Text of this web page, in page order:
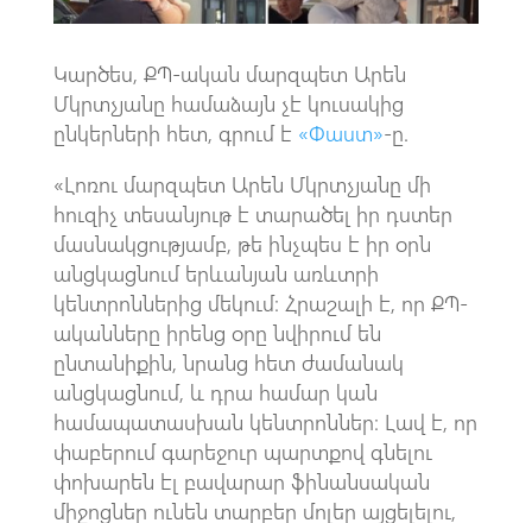
Կարծես, ՔՊ-ական մարզպետ Արեն
Մկրտչյանը համաձայն չէ կուսակից
ընկերների հետ, գրում է «Փաստ»-ը.
«Լոռու մարզպետ Արեն Մկրտչյանը մի
հուզիչ տեսանյութ է տարածել իր դստեր
մասնակցությամբ, թե ինչպես է իր օրն
անցկացնում երևանյան առևտրի
կենտրոններից մեկում։ Հրաշալի է, որ ՔՊ-
ականները իրենց օրը նվիրում են
ընտանիքին, նրանց հետ ժամանակ
անցկացնում, և դրա համար կան
համապատասխան կենտրոններ։ Լավ է, որ
փաբերում գարեջուր պարտքով գնելու
փոխարեն էլ բավարար ֆինանսական
միջոցներ ունեն տարբեր մոլեր այցելելու,